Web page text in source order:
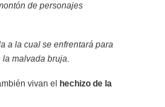
de personajes
a la cual se enfrentará para
malvada bruja.
vivan el
hechizo de la